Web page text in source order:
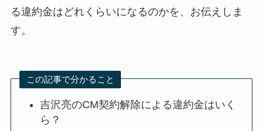
る違約金はどれくらいになるのかを、お伝えしま
す。
この記事で分かること
吉沢亮のCM契約解除による違約金はいく
ら？